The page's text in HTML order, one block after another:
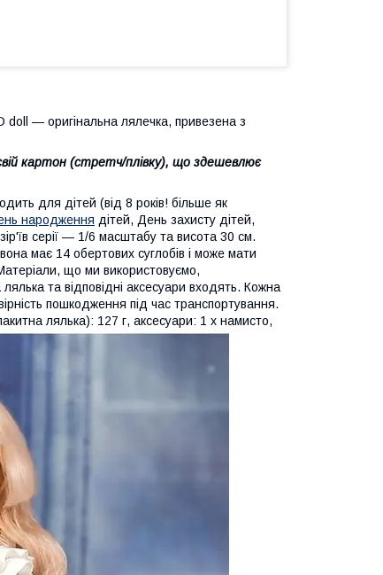
— оригінальна лялечка, привезена з
картон (стретч/плівку), що здешевлює
для дітей (від 8 років! більше як
народження дітей, День захисту дітей,
серії — 1/6 масштабу та висота 30 см.
має 14 обертових суглобів і може мати
що ми використовуємо,
та відповідні аксесуари входять. Кожна
пошкодження під час транспортування.
лялька): 127 г, аксесуари: 1 х намисто,